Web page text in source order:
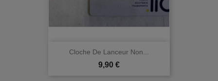
Cloche De Lanceur Non...
Prix
9,90 €